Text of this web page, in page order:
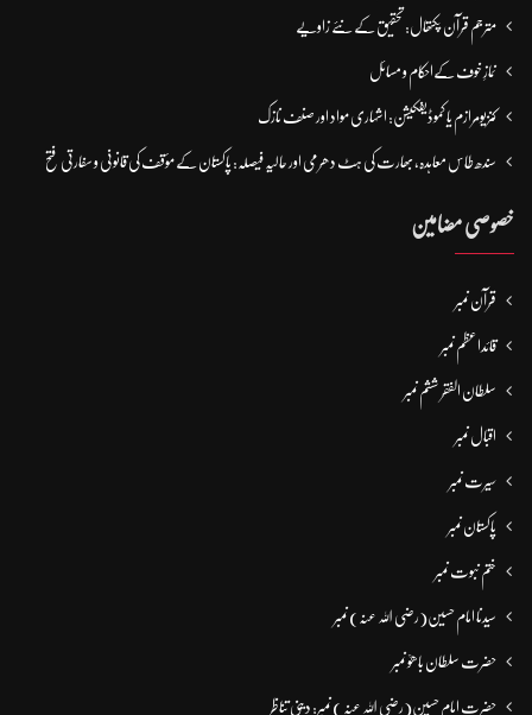
مترجم قرآن پکتھال: تحقیق کے نئے زاویے
نمازِ خوف کےاحکام و مسائل
کنزیومرازم یا کموڈیفکیشن: اشہاری مواد اور صنف نازک
سندھ طاس معاہدہ، بھارت کی ہٹ دھرمی اور حالیہ فیصلہ: پاکستان کے مؤقف کی قانونی و سفارتی فتح
خصوصی مضامین
قرآن نمبر
قائداعظم نمبر
سلطان الفقر ششم نمبر
اقبال نمبر
سیرت نمبر
پاکستان نمبر
ختم نبوت نمبر
سیدنا امام حسین(رضی اللہ عنہ) نمبر
حضرت سلطان باھوؒ نمبر
حضرت امام حسین(رضی اللہ عنہ ) نمبر: دینی تناظر